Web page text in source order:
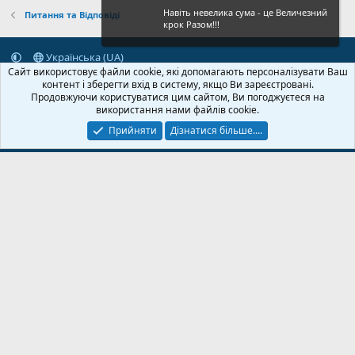
Питання та Відповіді
Українська (UA)
Зворотній зв'язок
Умови і правила
Політика конфіденційності
Дoпoмoга
Головна
R
S
S
© 2020-2026 FPVUA.ORG Розроблено:Magshifter
Навіть невелика сума - це Величезний
крок Разом!!!
Сайт використовує файли cookie, які допомагають персоналізувати Ваш
контент і зберегти вхід в систему, якщо Ви зареєстровані.
Продовжуючи користуватися цим сайтом, Ви погоджуєтеся на
використання нами файлів cookie.
Прийняти
Дізнатися більше....